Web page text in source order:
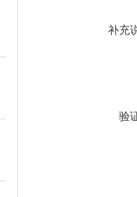
补充
验